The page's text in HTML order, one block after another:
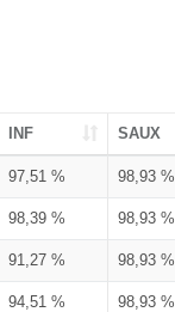
INF SAUX
97,51 % 98,93 %
98,39 % 98,93 %
91,27 % 98,93 %
94,51 % 98,93 %